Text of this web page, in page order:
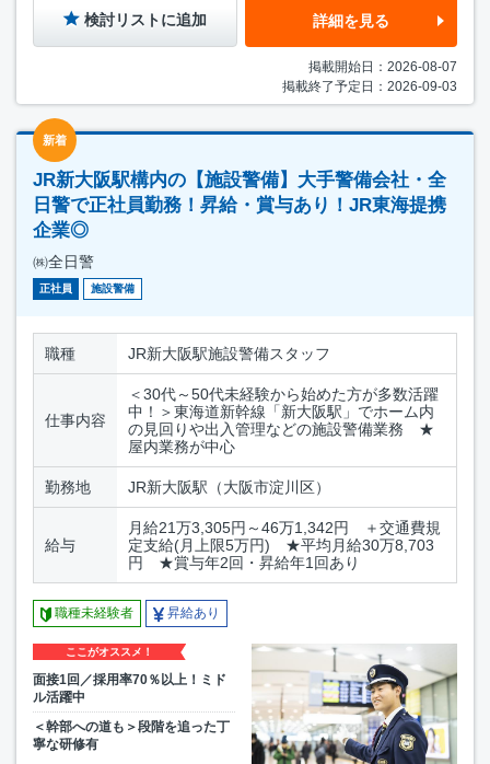
検討リストに追加 詳細を見る
掲載開始日：2026-08-07
掲載終了予定日：2026-09-03
新着
JR新大阪駅構内の【施設警備】大手警備会社・全
日警で正社員勤務！昇給・賞与あり！JR東海提携
企業◎
㈱全日警
正社員 施設警備
職種 JR新大阪駅施設警備スタッフ
仕事内容
＜30代～50代未経験から始めた方が多数活躍
中！＞東海道新幹線「新大阪駅」でホーム内
の見回りや出入管理などの施設警備業務 ★
屋内業務が中心
勤務地 JR新大阪駅（大阪市淀川区）
給与
月給21万3,305円～46万1,342円 ＋交通費規
定支給(月上限5万円) ★平均月給30万8,703
円 ★賞与年2回・昇給年1回あり
職種未経験者 昇給あり
ここがオススメ！
面接1回／採用率70％以上！ミド
ル活躍中
＜幹部への道も＞段階を追った丁
寧な研修有